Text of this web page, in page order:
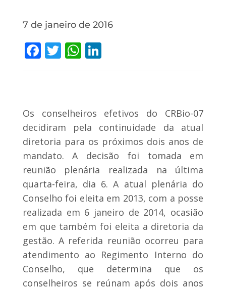
7 de janeiro de 2016
Facebook
Twitter
WhatsApp
LinkedIn
Os conselheiros efetivos do CRBio-07
decidiram pela continuidade da atual
diretoria para os próximos dois anos de
mandato. A decisão foi tomada em
reunião plenária realizada na última
quarta-feira, dia 6. A atual plenária do
Conselho foi eleita em 2013, com a posse
realizada em 6 janeiro de 2014, ocasião
em que também foi eleita a diretoria da
gestão. A referida reunião ocorreu para
atendimento ao Regimento Interno do
Conselho, que determina que os
conselheiros se reúnam após dois anos